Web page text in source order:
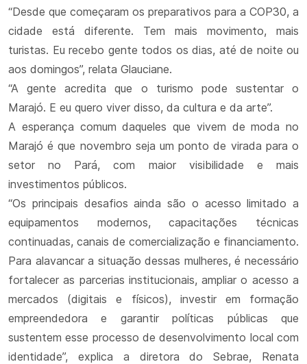
“Desde que começaram os preparativos para a COP30, a
cidade está diferente. Tem mais movimento, mais
turistas. Eu recebo gente todos os dias, até de noite ou
aos domingos”, relata Glauciane.
“A gente acredita que o turismo pode sustentar o
Marajó. E eu quero viver disso, da cultura e da arte”.
A esperança comum daqueles que vivem de moda no
Marajó é que novembro seja um ponto de virada para o
setor no Pará, com maior visibilidade e mais
investimentos públicos.
“Os principais desafios ainda são o acesso limitado a
equipamentos modernos, capacitações técnicas
continuadas, canais de comercialização e financiamento.
Para alavancar a situação dessas mulheres, é necessário
fortalecer as parcerias institucionais, ampliar o acesso a
mercados (digitais e físicos), investir em formação
empreendedora e garantir políticas públicas que
sustentem esse processo de desenvolvimento local com
identidade”, explica a diretora do Sebrae, Renata